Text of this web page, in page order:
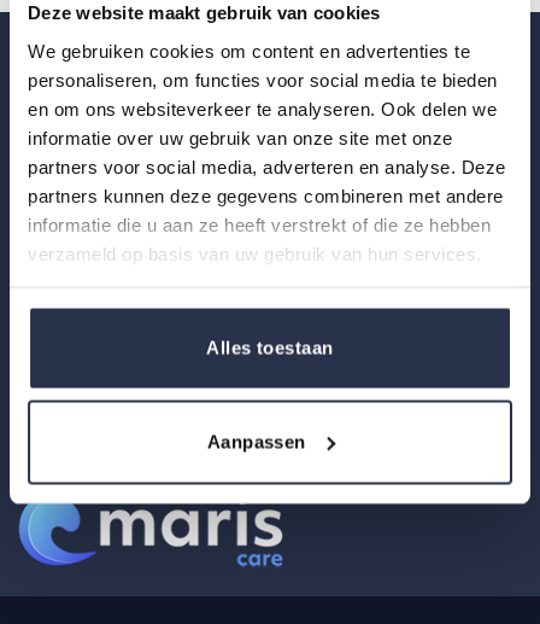
Deze website maakt gebruik van cookies
We gebruiken cookies om content en advertenties te
personaliseren, om functies voor social media te bieden
en om ons websiteverkeer te analyseren. Ook delen we
informatie over uw gebruik van onze site met onze
partners voor social media, adverteren en analyse. Deze
partners kunnen deze gegevens combineren met andere
informatie die u aan ze heeft verstrekt of die ze hebben
verzameld op basis van uw gebruik van hun services.
Alles toestaan
Aanpassen
Contact
Zonnebaan 30
3542 EE Utrecht
Nederland
Zaterdag & zondag: alleen via mail
+31 (0)85 060 19 47